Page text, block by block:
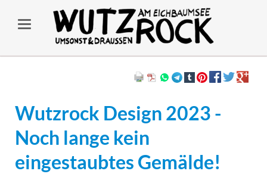
Wutzrock Design 2023 -
Noch lange kein
eingestaubtes Gemälde!